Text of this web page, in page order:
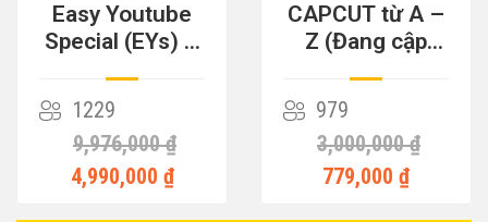
Easy Youtube
Special (EYs) –
Tiền
1229
9,976,000 ₫
4,990,000 ₫
CAPCUT từ A –
Z (Đang cập
979
3,000,000 ₫
779,000 ₫